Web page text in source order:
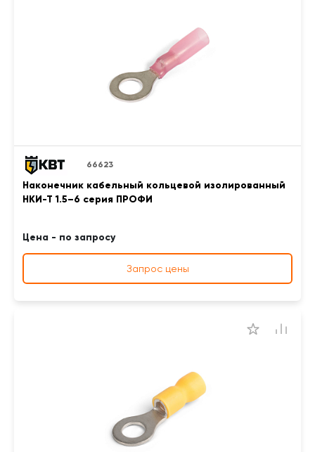
66623
Наконечник кабельный кольцевой изолированный
НКИ-Т 1.5–6 серия ПРОФИ
Цена - по запросу
Запрос цены